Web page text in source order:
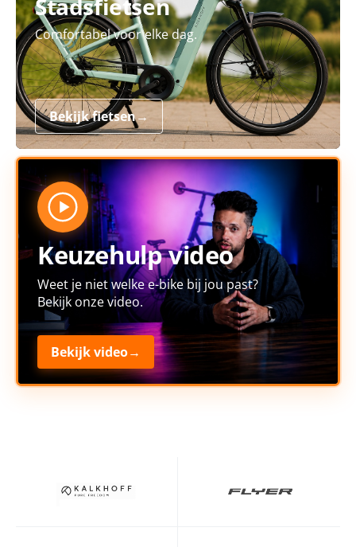
Stadsfietsen
Comfortabel voor elke dag.
Bekijk fietsen→
Keuzehulp video
Weet je niet welke e-bike bij jou past?
Bekijk onze video.
Bekijk video→